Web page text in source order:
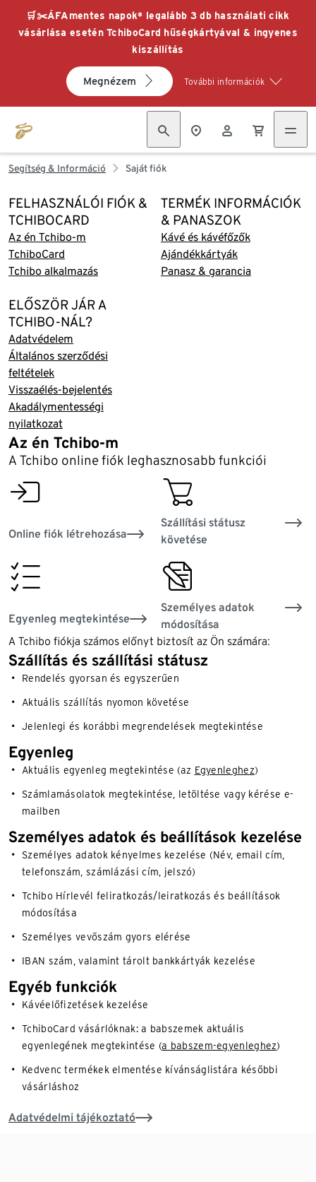
🛒✂️ÁFAmentes napok* legalább 3 db használati cikk
vásárlása esetén TchiboCard hűségkártyával & ingyenes
kiszállítás
Megnézem További információk
Segítség & Információ Saját fiók
FELHASZNÁLÓI FIÓK &
TCHIBOCARD
Az én Tchibo-m
TchiboCard
Tchibo alkalmazás
TERMÉK INFORMÁCIÓK
& PANASZOK
Kávé és kávéfőzők
Ajándékkártyák
Panasz & garancia
ELŐSZÖR JÁR A
TCHIBO-NÁL?
Adatvédelem
Általános szerződési
feltételek
Visszaélés-bejelentés
Akadálymentességi
nyilatkozat
Az én Tchibo-m
A Tchibo online fiók leghasznosabb funkciói
login
Online fiók létrehozása
basket
Szállítási státusz
követése
order_overview
Egyenleg megtekintése
fillout_form
Személyes adatok
módosítása
A Tchibo fiókja számos előnyt biztosít az Ön számára:
Szállítás és szállítási státusz
Rendelés gyorsan és egyszerűen
Aktuális szállítás nyomon követése
Jelenlegi és korábbi megrendelések megtekintése
Egyenleg
Aktuális egyenleg megtekintése (az Egyenleghez)
Számlamásolatok megtekintése, letöltése vagy kérése e-
mailben
Személyes adatok és beállítások kezelése
Személyes adatok kényelmes kezelése (Név, email cím,
telefonszám, számlázási cím, jelszó)
Tchibo Hírlevél feliratkozás/leiratkozás és beállítások
módosítása
Személyes vevőszám gyors elérése
IBAN szám, valamint tárolt bankkártyák kezelése
Egyéb funkciók
Kávéelőfizetések kezelése
TchiboCard vásárlóknak: a babszemek aktuális
egyenlegének megtekintése (a babszem-egyenleghez)
Kedvenc termékek elmentése kívánságlistára későbbi
vásárláshoz
Adatvédelmi tájékoztató